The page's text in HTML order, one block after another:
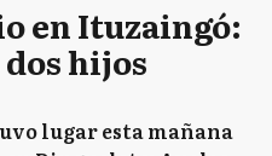
en Ituzaingó:
hijos
lugar esta mañana